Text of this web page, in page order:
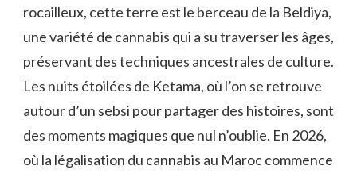
rocailleux, cette terre est le berceau de la Beldiya,
une variété de cannabis qui a su traverser les âges,
préservant des techniques ancestrales de culture.
Les nuits étoilées de Ketama, où l’on se retrouve
autour d’un sebsi pour partager des histoires, sont
des moments magiques que nul n’oublie. En 2026,
où la légalisation du cannabis au Maroc commence